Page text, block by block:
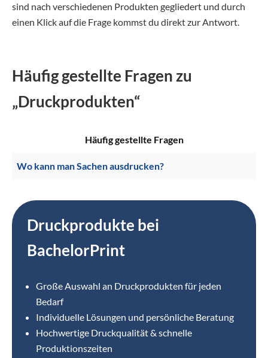
sind nach verschiedenen Produkten gegliedert und durch
einen Klick auf die Frage kommst du direkt zur Antwort.
Häufig gestellte Fragen zu
„Druckprodukten“
Häufig gestellte Fragen
Wo kann man Sachen ausdrucken?
Druckprodukte bei
BachelorPrint
Große Auswahl an Druckprodukten für jeden
Bedarf
Individuelle Lösungen und persönliche Beratung
Hochwertige Druckqualität & schnelle
Produktionszeiten